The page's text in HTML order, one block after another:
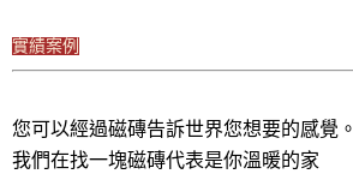
實績案例
您可以經過磁磚告訴世界您想要的感覺。
我們在找一塊磁磚代表是你溫暖的家